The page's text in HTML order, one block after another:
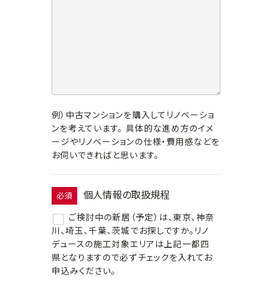
例）中古マンションを購入してリノベーショ
ンを考えています。 具体的な進め方のイメ
ージやリノベーションの仕様・費用感などを
お伺いできればと思います。
必須 個人情報の取扱規程
ご検討中の新居（予定）は、東京、神奈
川、埼玉、千葉、茨城でお探しですか。リノ
デュースの施工対象エリアは上記一都四
県となりますので必ずチェックを入れてお
申込みください。